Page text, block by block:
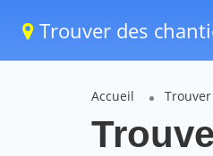
Trouver des
Accueil